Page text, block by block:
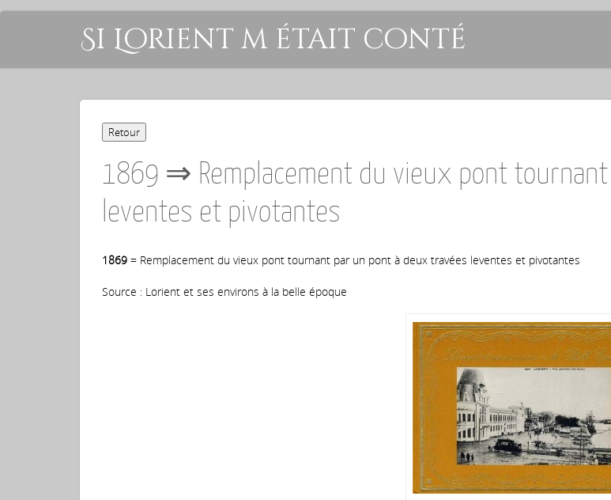
Si Lorient m était conté
1869 ⇒ Remplacement du vieux pont
leventes et pivotantes
1869 = Remplacement du vieux pont tournant par un pont à deux travées leventes et pivotantes
Source : Lorient et ses environs à la belle époque